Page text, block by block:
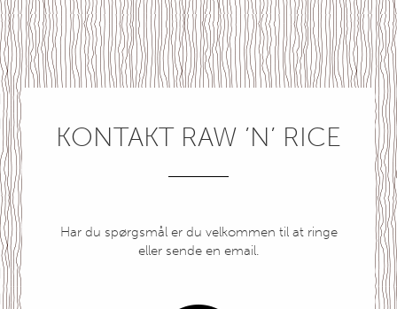
KONTAKT RAW ’N’ RICE
Har du spørgsmål er du velkommen til at ringe
eller sende en email.